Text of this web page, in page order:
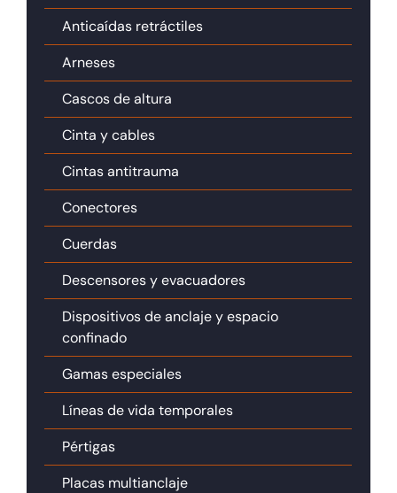
Anticaídas retráctiles
Arneses
Cascos de altura
Cinta y cables
Cintas antitrauma
Conectores
Cuerdas
Descensores y evacuadores
Dispositivos de anclaje y espacio
confinado
Gamas especiales
Líneas de vida temporales
Pértigas
Placas multianclaje